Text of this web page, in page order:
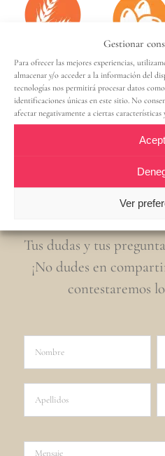
Gestionar
Para ofrecer las mejores experiencias,
almacenar y/o acceder a la información del
tecnologías nos permitirá procesar datos
identificaciones únicas en este sitio. No
afectar negativamente a ciertas características
Ver
Contacta
Tus dudas y tus
¡No dudes en
contestaremos